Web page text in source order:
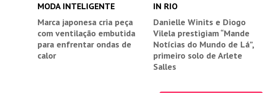
MODA INTELIGENTE
Marca japonesa cria peça
com ventilação embutida
para enfrentar ondas de
calor
IN RIO
Danielle Winits e Diogo
Vilela prestigiam “Mande
Notícias do Mundo de Lá”,
primeiro solo de Arlete
Salles